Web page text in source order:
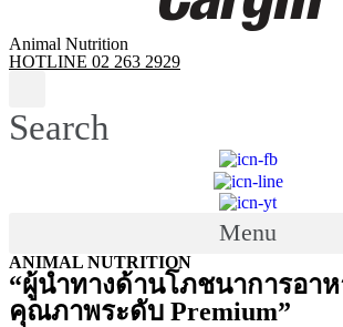
Animal Nutrition
HOTLINE 02 263 2929
Search
Menu
ANIMAL NUTRITION
“ผู้นำทางด้านโภชนาการอา
คุณภาพระดับ Premium”